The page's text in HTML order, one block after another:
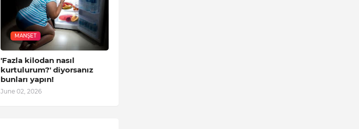
MANŞET
'Fazla kilodan nasıl
kurtulurum?' diyorsanız
bunları yapın!
June 02, 2026